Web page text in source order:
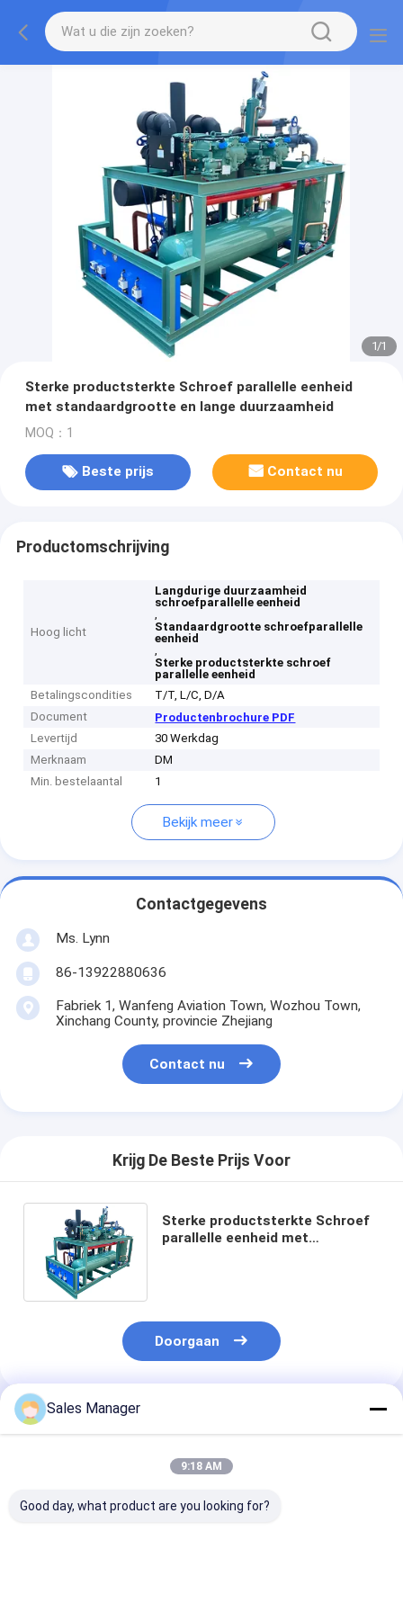
1/1
Sterke productsterkte Schroef parallelle eenheid
met standaardgrootte en lange duurzaamheid
MOQ：1
Beste prijs Contact nu
Productomschrijving
Hoog licht
Langdurige duurzaamheid
schroefparallelle eenheid
,
Standaardgrootte schroefparallelle
eenheid
,
Sterke productsterkte schroef
parallelle eenheid
Betalingscondities
T/T, L/C, D/A
Document
Productenbrochure PDF
Levertijd
30 Werkdag
Merknaam
DM
Min. bestelaantal
1
Bekijk meer
Contactgegevens
Ms. Lynn
86-13922880636
Fabriek 1, Wanfeng Aviation Town, Wozhou Town,
Xinchang County, provincie Zhejiang
Contact nu
Krijg De Beste Prijs Voor
Sterke productsterkte Schroef
parallelle eenheid met
Doorgaan
Geadviseerde Producten
Sales Manager
9:18 AM
Good day, what product are you looking for?